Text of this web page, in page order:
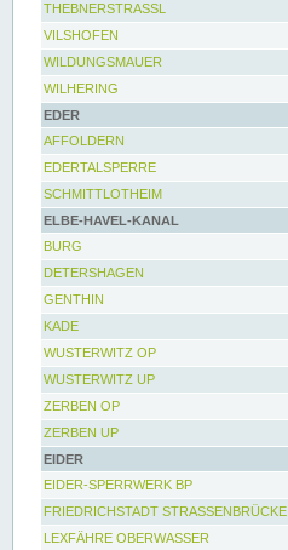
THEBNERSTRASSL
VILSHOFEN
WILDUNGSMAUER
WILHERING
EDER
AFFOLDERN
EDERTALSPERRE
SCHMITTLOTHEIM
ELBE-HAVEL-KANAL
BURG
DETERSHAGEN
GENTHIN
KADE
WUSTERWITZ OP
WUSTERWITZ UP
ZERBEN OP
ZERBEN UP
EIDER
EIDER-SPERRWERK BP
FRIEDRICHSTADT STRASSENBRÜCKE
LEXFÄHRE OBERWASSER